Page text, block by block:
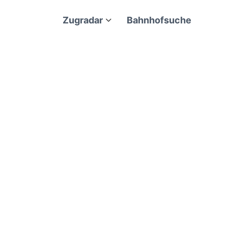
Zugradar Bahnhofsuche